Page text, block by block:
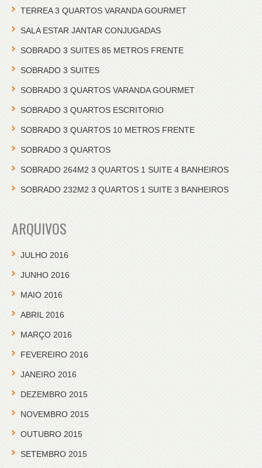
TERREA 3 QUARTOS VARANDA GOURMET
SALA ESTAR JANTAR CONJUGADAS
SOBRADO 3 SUITES 85 METROS FRENTE
SOBRADO 3 SUITES
SOBRADO 3 QUARTOS VARANDA GOURMET
SOBRADO 3 QUARTOS ESCRITORIO
SOBRADO 3 QUARTOS 10 METROS FRENTE
SOBRADO 3 QUARTOS
SOBRADO 264M2 3 QUARTOS 1 SUITE 4 BANHEIROS
SOBRADO 232M2 3 QUARTOS 1 SUITE 3 BANHEIROS
ARQUIVOS
JULHO 2016
JUNHO 2016
MAIO 2016
ABRIL 2016
MARÇO 2016
FEVEREIRO 2016
JANEIRO 2016
DEZEMBRO 2015
NOVEMBRO 2015
OUTUBRO 2015
SETEMBRO 2015